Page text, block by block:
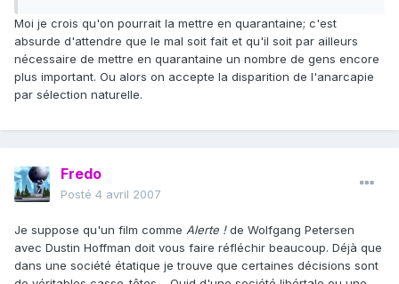
Moi je crois qu'on pourrait la mettre en quarantaine; c'est
absurde d'attendre que le mal soit fait et qu'il soit par ailleurs
nécessaire de mettre en quarantaine un nombre de gens encore
plus important. Ou alors on accepte la disparition de l'anarcapie
par sélection naturelle.
Fredo
Posté 4 avril 2007
Je suppose qu'un film comme Alerte !de Wolfgang Petersen
avec Dustin Hoffman doit vous faire réfléchir beaucoup. Déjà que
dans une société étatique je trouve que certaines décisions sont